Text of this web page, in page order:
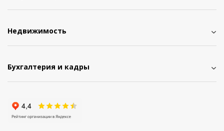
Недвижимость
Бухгалтерия и кадры